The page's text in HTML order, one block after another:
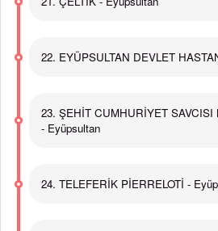
22. EYÜPSULTAN DEVLET
23. ŞEHİT CUMHURİYET
- Eyüpsultan
24. TELEFERİK PİERRELOTİ -